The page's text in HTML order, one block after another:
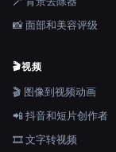
📸 面部和美容评级
🎬视频
🎬 图像到视频动画
📲 抖音和短片创作者
🎞️ 文字转视频